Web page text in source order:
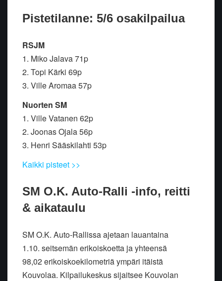
Pistetilanne: 5/6 osakilpailua
RSJM
1. Miko Jalava 71p
2. Topi Kärki 69p
3. Ville Aromaa 57p
Nuorten SM
1. Ville Vatanen 62p
2. Joonas Ojala 56p
3. Henri Sääskilahti 53p
Kaikki pisteet >>
SM O.K. Auto-Ralli -info, reitti
& aikataulu
SM O.K. Auto-Rallissa ajetaan lauantaina
1.10. seitsemän erikoiskoetta ja yhteensä
98,02 erikoiskoekilometriä ympäri itäistä
Kouvolaa. Kilpailukeskus sijaitsee Kouvolan